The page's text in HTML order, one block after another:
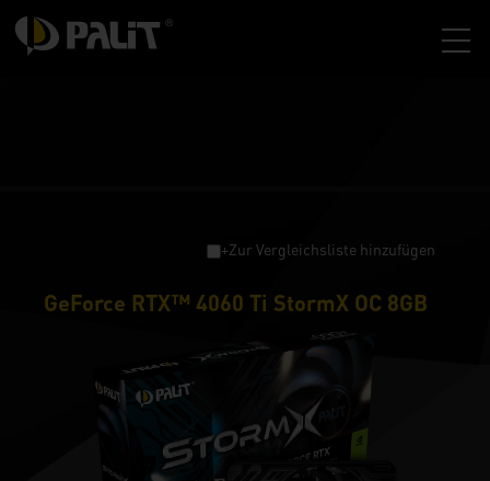
+Zur Vergleichsliste hinzufügen
GeForce RTX™ 4060 Ti StormX OC 8GB